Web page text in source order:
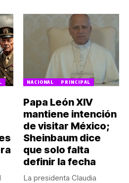
NACIONAL PRINCIPAL
Papa León XIV
mantiene intención
de visitar México;
Sheinbaum dice
que solo falta
definir la fecha
La presidenta Claudia